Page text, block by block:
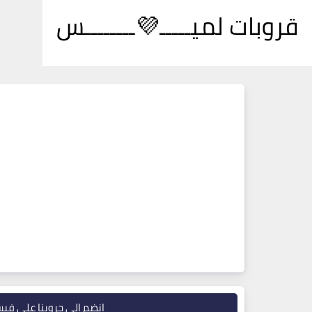
قروبات لميـــــ💜ــــــــس
انضم إلى جروبنا على